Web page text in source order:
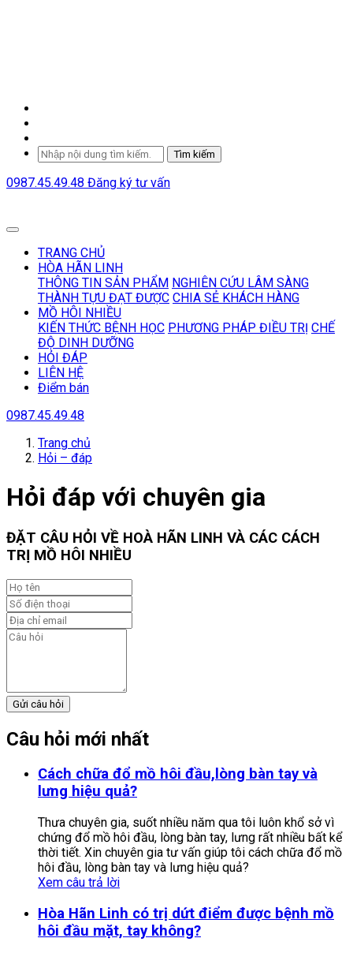
Tìm kiếm
0987.45.49.48 Đăng ký tư vấn
TRANG CHỦ
HÒA HÃN LINH
THÔNG TIN SẢN PHẨM NGHIÊN CỨU LÂM SÀNG
THÀNH TỰU ĐẠT ĐƯỢC CHIA SẺ KHÁCH HÀNG
MỒ HÔI NHIỀU
KIẾN THỨC BỆNH HỌC PHƯƠNG PHÁP ĐIỀU TRỊ CHẾ
ĐỘ DINH DƯỠNG
HỎI ĐÁP
LIÊN HỆ
Điểm bán
0987.45.49.48
Trang chủ
Hỏi – đáp
Hỏi đáp với chuyên gia
ĐẶT CÂU HỎI VỀ HOÀ HÃN LINH VÀ CÁC CÁCH
TRỊ MỒ HÔI NHIỀU
Gửi câu hỏi
Câu hỏi mới nhất
Cách chữa đổ mồ hôi đầu,lòng bàn tay và
lưng hiệu quả?
Thưa chuyên gia, suốt nhiều năm qua tôi luôn khổ sở vì
chứng đổ mồ hôi đầu, lòng bàn tay, lưng rất nhiều bất kể
thời tiết. Xin chuyên gia tư vấn giúp tôi cách chữa đổ mồ
hôi đầu, lòng bàn tay và lưng hiệu quả?
Xem câu trả lời
Hòa Hãn Linh có trị dứt điểm được bệnh mồ
hôi đầu mặt, tay không?